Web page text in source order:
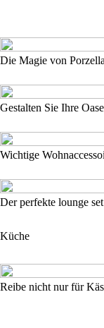
Die Magie von
Gestalten Sie Ihre
Wichtige
Der perfekte lounge
Küche
Reibe nicht nur für